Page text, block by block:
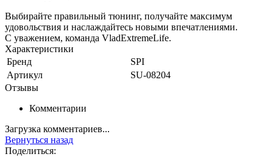
Выбирайте правильный тюнинг, получайте максимум
удовольствия и наслаждайтесь новыми впечатлениями.
С уважением, команда VladExtremeLife.
Характеристики
Бренд
SPI
Артикул
SU-08204
Отзывы
Комментарии
Загрузка комментариев...
Вернуться назад
Поделиться: